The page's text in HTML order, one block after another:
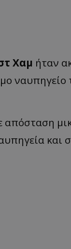
Χαμ ήταν
ναυπηγείο